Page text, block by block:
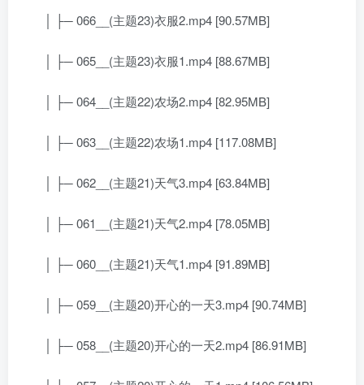
│ ├─ 066__(主题23)衣服2.mp4 [90.57MB]
│ ├─ 065__(主题23)衣服1.mp4 [88.67MB]
│ ├─ 064__(主题22)农场2.mp4 [82.95MB]
│ ├─ 063__(主题22)农场1.mp4 [117.08MB]
│ ├─ 062__(主题21)天气3.mp4 [63.84MB]
│ ├─ 061__(主题21)天气2.mp4 [78.05MB]
│ ├─ 060__(主题21)天气1.mp4 [91.89MB]
│ ├─ 059__(主题20)开心的一天3.mp4 [90.74MB]
│ ├─ 058__(主题20)开心的一天2.mp4 [86.91MB]